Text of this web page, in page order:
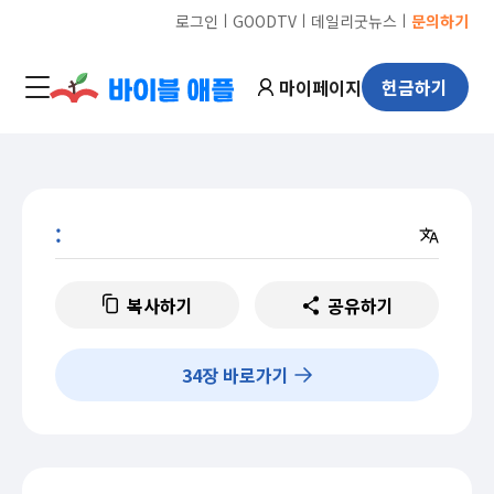
로그인 ㅣ GOODTVㅣ 데일리굿뉴스 ㅣ 문의하기
마이페이지 헌금하기
:
복사하기 공유하기
34장 바로가기